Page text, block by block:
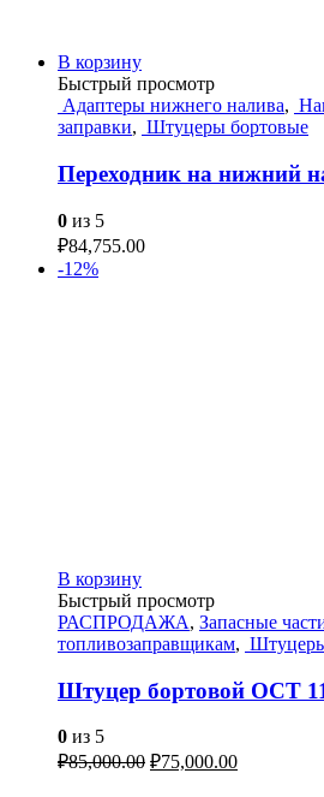
В корзину
Быстрый просмотр
Адаптеры нижнего налива,
заправки, Штуцеры бортовые
Переходник на нижний
0 из 5
₽84,755.00
-12%
В корзину
Быстрый просмотр
РАСПРОДАЖА, Запасные
топливозаправщикам,
Штуцер бортовой ОСТ
0 из 5
₽85,000.00 ₽75,000.00